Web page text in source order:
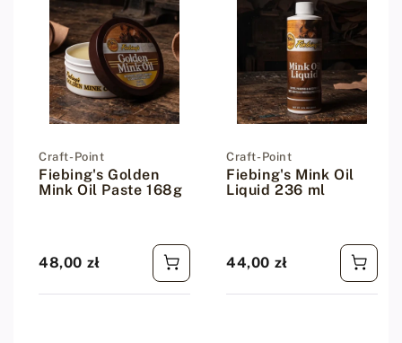
Dostawca:
Craft-Point
Fiebing's Golden
Mink Oil Paste 168g
Cena regularna
48,00 zł
Dostawca:
Craft-Point
Fiebing's Mink Oil
Liquid 236 ml
Cena regularna
44,00 zł